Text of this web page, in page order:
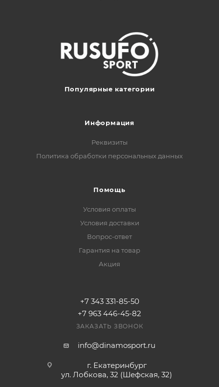
Популярные категории
Информация
Реквизиты
Политика обработки персональных данных
Помощь
Условия оплаты
Условия доставки
Вопрос-ответ
Гарантия на товар
Акция
+7 343 331-85-50
+7 963 446-45-82
ЗАКАЗАТЬ ЗВОНОК
info@dinamosport.ru
г. Екатеринбург
ул. Лобкова, 32 (Шефская, 32)